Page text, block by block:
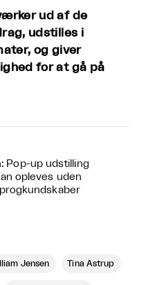
ud af de
udstilles i
og giver
for at gå på
Pop-up udstilling
opleves uden
Jensen Tina Astrup